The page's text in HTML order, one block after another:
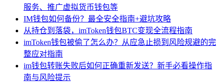
服务、推广虚拟货币钱包等
IM钱包如何备份？最全安全指南+避坑攻略
从持仓到落袋，imToken钱包BTC变现全流程指南
imToken钱包被偷了怎么办？从应急止损到风险规避的完
整应对指南
im钱包转账失败后如何正确重新发送？新手必看操作指
南与风险提示